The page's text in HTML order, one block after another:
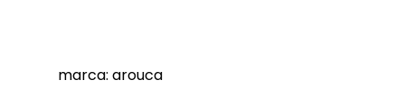
marca: arouca